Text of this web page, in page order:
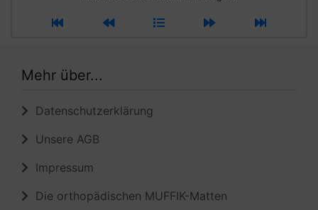
Mehr über...
Datenschutzerklärung
Unsere AGB
Impressum
Die orthopädischen MUFFIK-Matten